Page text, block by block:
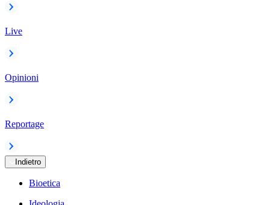
Live
Opinioni
Reportage
Indietro
Bioetica